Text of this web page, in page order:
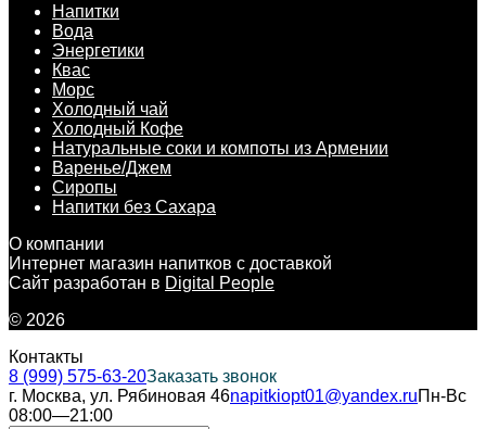
Напитки
Вода
Энергетики
Квас
Морс
Холодный чай
Холодный Кофе
Натуральные соки и компоты из Армении
Варенье/Джем
Сиропы
Напитки без Сахара
О компании
Интернет магазин напитков с доставкой
Сайт разработан в Digital People
© 2026
Контакты
8 (999) 575-63-20Заказать звонок
г. Москва, ул. Рябиновая 46napitkiopt01@yandex.ruПн-Вс
08:00—21:00